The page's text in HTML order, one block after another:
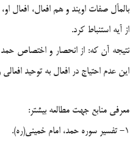
بالمآل صفات اويند و هم افعال،
از آيه استنباط كرد.
نتيجه آن كه: از انحصار و اختصاص
اين عدم احتياج در افعال به توحيد
معرفي منابع جهت مطالعه بيشتر:
1- تفسير سوره حمد، امام خميني(ره).